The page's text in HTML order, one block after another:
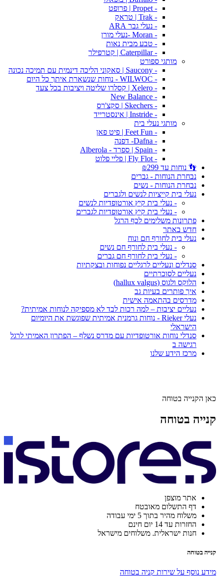
- Propet | פרופט
- Trak | טראק
- נעלי גבר ARA
- Moran -נעלי מורן
- טבע מבית נאות
- Caterpillar | קטרפילר
מותגי ספורט
- Saucony | סאקוני הליכה דינמית עם תמיכה נכונה
- WILWOC - נוחות שנשארת איתך כל היום
- Xelero | קסלרו שליטה ויציבות בכל צעד
- New Balance
- Skechers | סקצ'רס
- Instride | אינסטרייד
מותגי נעלי בית
- Feet Fun | פיט פאן
- Dafna- דפנה
- Spain | ספרד - Alberola
- Fly Flot | פליי פלוט
👣 נוחות עד ₪299
נבחרת הנוחות - גברים
נבחרת הנוחות - נשים
נעלי בית קייציות לנשים ולגברים
- נעלי בית קיץ אורטופדיות לנשים
- נעלי בית קיץ אורטופדיות לגברים
פתרונות משלימים לכף הרגל
חדש באתר
נעלי בית לחורף חם ונוח
- נעלי בית לחורף חם נשים
- נעלי בית לחורף חם גברים
סנדלים ונעליים לרגליים נפוחות ובצקתיות
נעליים לסוכרתיים
הלוקס ולגוס (hallux valgus)
איך פותרים בעיות גב
מדרסים בהתאמה אישית
נעליים יציבות – למה רכות לבד לא מספיקה לנוחות אמיתית?
נעלי Rieker - נוחות גרמנית אמיתית שפוגשת את היומיום
הישראלי
סנדלי נוחות אורטופדיות עם מדרס נשלף – הפתרון האמיתי לרגל
רגישה ב
מרכז הידע שלנו
כאן הקנייה בטוחה
קנייה בטוחה
אתר מוצפן
דף התשלום מאובטח
משלוח מהיר בתוך 5 ימי עבודה
החזרות עד 14 יום חינם
חנות ישראלית. משלוחים מישראל
קנייה בטוחה
מידע נוסף על שירות קניה בטוחה